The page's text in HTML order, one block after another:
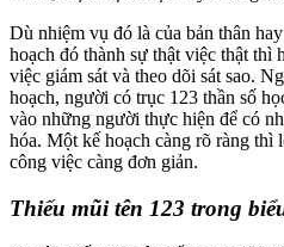
Dù nhiệm vụ đó là của bản thân
hoạch đó thành sự thật việc thật thì
việc giám sát và theo dõi sát sao.
hoạch, người có trục 123 thần số
vào những người thực hiện để có
hóa. Một kế hoạch càng rõ ràng thì
công việc càng đơn giản.
Thiếu mũi tên 123 trong